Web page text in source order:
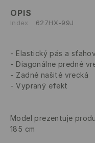
OPIS
Index 627HX-99J
Elastický pás a
Diagonálne predné
Zadné našité vrecká
Vypraný efekt
Model prezentuje
185 cm